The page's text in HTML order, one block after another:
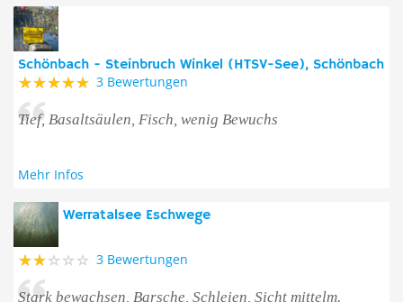
Schönbach - Steinbruch Winkel (HTSV-See), Schönbach
3 Bewertungen
Tief, Basaltsäulen, Fisch, wenig Bewuchs
Mehr Infos
Werratalsee Eschwege
3 Bewertungen
Stark bewachsen, Barsche, Schleien, Sicht mittelm.